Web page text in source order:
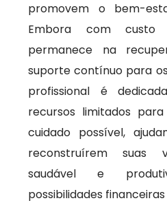
promovem o bem-
Embora com custo
permanece na
suporte contínuo para
profissional é
recursos limitados
cuidado possível,
reconstruírem suas
saudável e
possibilidades